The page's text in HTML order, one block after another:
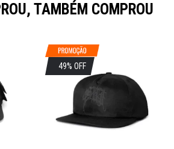
TAMBÉM COMPROU
49% OFF